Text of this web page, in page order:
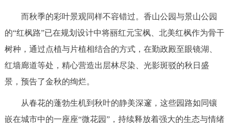
而秋季的彩叶景观同样不容错过。香山公园与景山公园
的“红枫路”已在规划设计中将丽红元宝枫、北美红枫作为骨干
树种，通过点植与片植相结合的方式，在勤政殿至眼镜湖、
红墙廊道等处，精心营造出层林尽染、光影斑驳的秋日盛
景，预告了金秋的绚烂。
从春花的蓬勃生机到秋叶的静美深邃，这些园路如同镶
嵌在城市中的一座座“微花园”，持续释放着强大的生态与情绪